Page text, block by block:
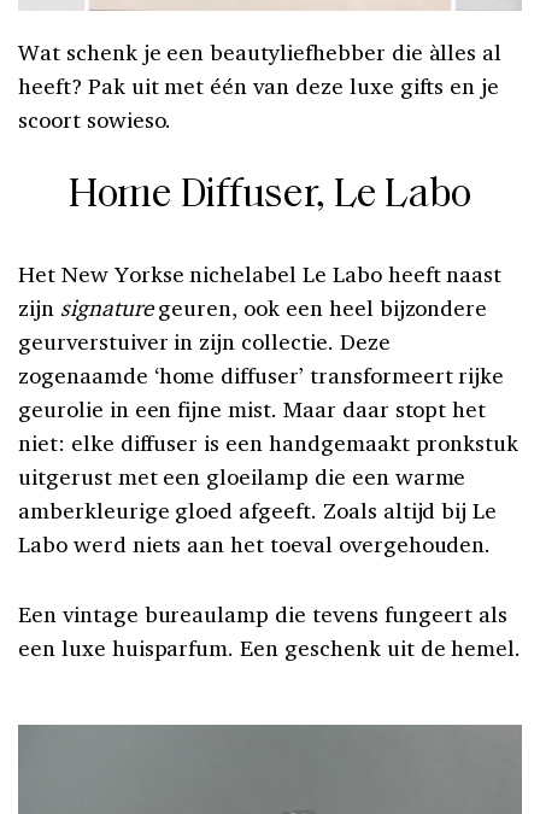
Wat schenk je een beautyliefhebber die àlles al
heeft? Pak uit met één van deze luxe gifts en je
scoort sowieso.
Home Diffuser, Le Labo
Het New Yorkse nichelabel Le Labo heeft naast
zijn signaturegeuren, ook een heel bijzondere
geurverstuiver in zijn collectie. Deze
zogenaamde ‘home diffuser’ transformeert rijke
geurolie in een fijne mist. Maar daar stopt het
niet: elke diffuser is een handgemaakt pronkstuk
uitgerust met een gloeilamp die een warme
amberkleurige gloed afgeeft. Zoals altijd bij Le
Labo werd niets aan het toeval overgehouden.
Een vintage bureaulamp die tevens fungeert als
een luxe huisparfum. Een geschenk uit de hemel.